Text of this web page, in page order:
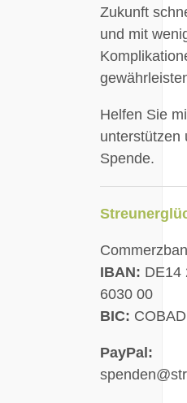
Zukunft
und mit
Helfen Sie
unterstützen
Spende.
IBAN: DE14
6030 00
BIC:
PayPal: